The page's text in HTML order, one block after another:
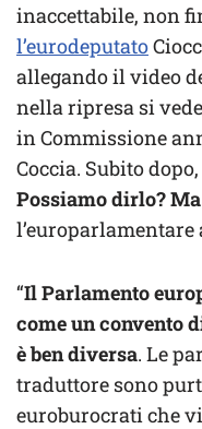
inaccettabile, non
l’eurodeputato
allegando il video
nella ripresa si
in Commissione
Coccia. Subito
Possiamo dirlo?
“Il Parlamento
come un convento
è ben diversa. Le
traduttore sono
euroburocrati che